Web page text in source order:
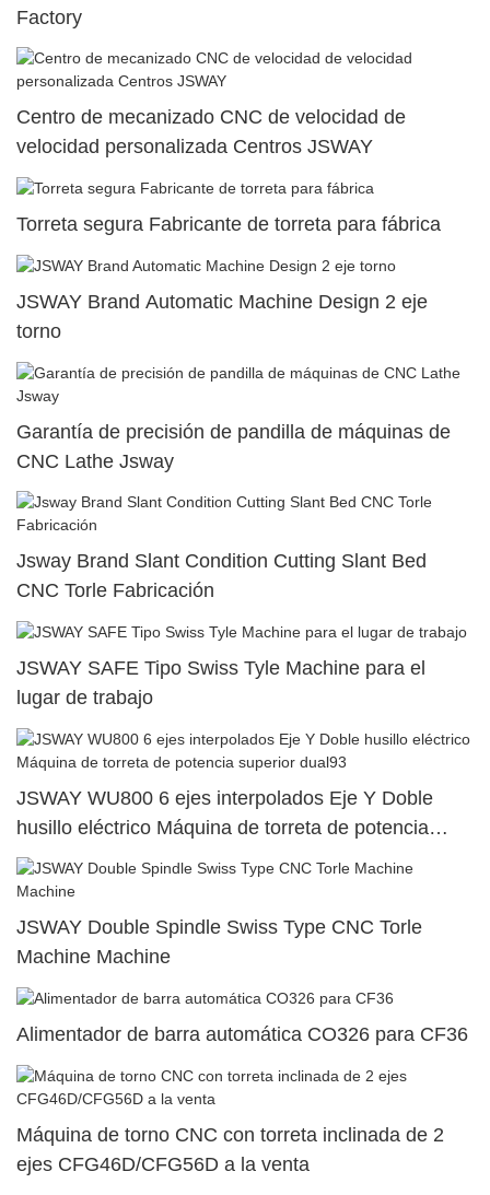
Factory
Centro de mecanizado CNC de velocidad de
velocidad personalizada Centros JSWAY
Torreta segura Fabricante de torreta para fábrica
JSWAY Brand Automatic Machine Design 2 eje
torno
Garantía de precisión de pandilla de máquinas de
CNC Lathe Jsway
Jsway Brand Slant Condition Cutting Slant Bed
CNC Torle Fabricación
JSWAY SAFE Tipo Swiss Tyle Machine para el
lugar de trabajo
JSWAY WU800 6 ejes interpolados Eje Y Doble
husillo eléctrico Máquina de torreta de potencia
superior dual93
JSWAY Double Spindle Swiss Type CNC Torle
Machine Machine
Alimentador de barra automática CO326 para CF36
Máquina de torno CNC con torreta inclinada de 2
ejes CFG46D/CFG56D a la venta